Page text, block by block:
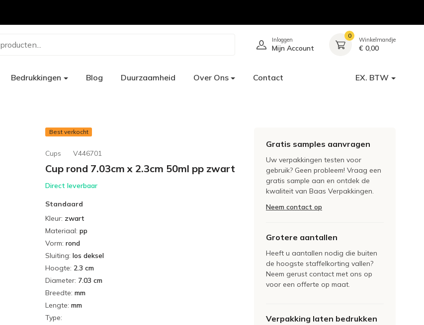
Inloggen
Mijn Account
0
Winkelmandje
€ 0,00
Bedrukkingen Blog Duurzaamheid Over Ons Contact EX. BTW
Best verkocht
Cups V446701
Cup rond 7.03cm x 2.3cm 50ml pp zwart
Direct leverbaar
Standaard
Kleur: zwart
Materiaal: pp
Vorm: rond
Sluiting: los deksel
Hoogte: 2.3 cm
Diameter: 7.03 cm
Breedte: mm
Lengte: mm
Type:
Gratis samples aanvragen
Uw verpakkingen testen voor
gebruik? Geen probleem! Vraag een
gratis sample aan en ontdek de
kwaliteit van Baas Verpakkingen.
Neem contact op
Grotere aantallen
Heeft u aantallen nodig die buiten
de hoogste staffelkorting vallen?
Neem gerust contact met ons op
voor een offerte op maat.
Verpakking laten bedrukken